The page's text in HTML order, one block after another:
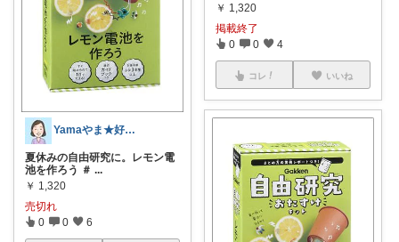
Yamaやま★好きなもの
夏休みの自由研究に。レモン電
池を作ろう ＃ ...
￥ 1,320
売切れ
0 0 6
￥ 1,320
掲載終了
0 0 4
コレ いいね